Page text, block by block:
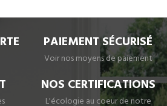
PAIEMENT SÉCURISÉ
Voir nos moyens de paiement
NOS CERTIFICATIONS
L'écologie au coeur de notre